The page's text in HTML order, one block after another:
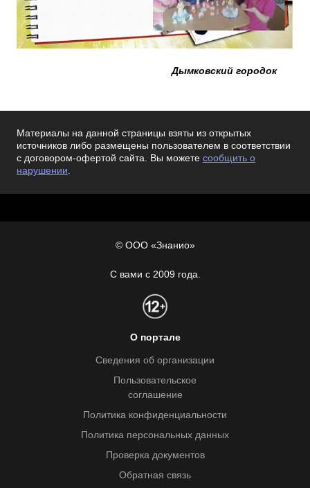
Дымковский городок
Материалы на данной страницы взяты из открытых
источников либо размещены пользователем в соответствии
с договором-офертой сайта. Вы можете сообщить о
нарушении.
© ООО «Знанио»
С вами с 2009 года.
О портале
Сведения об организации
Пользовательское
соглашение
Политика конфиденциальности
Политика персональных данных
Проверка документов
Обратная связь